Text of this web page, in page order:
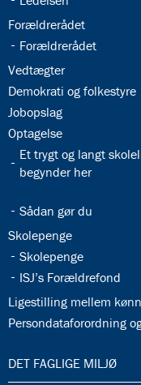
32.21:
Forældrerådet
32.22:
Forældrerådet
32.24:
Vedtægter
32.25:
Demokrati og folkestyre
32.26:
Jobopslag
32.27:
Optagelse
32.28:
Et trygt og langt
begynder her
32.30:
Sådan gør du
32.32:
Skolepenge
32.33:
Skolepenge
32.35:
ISJ’s Forældrefond
32.36:
Ligestilling mellem
32.37:
Persondataforordning
33.0:
DET FAGLIGE MILJØ